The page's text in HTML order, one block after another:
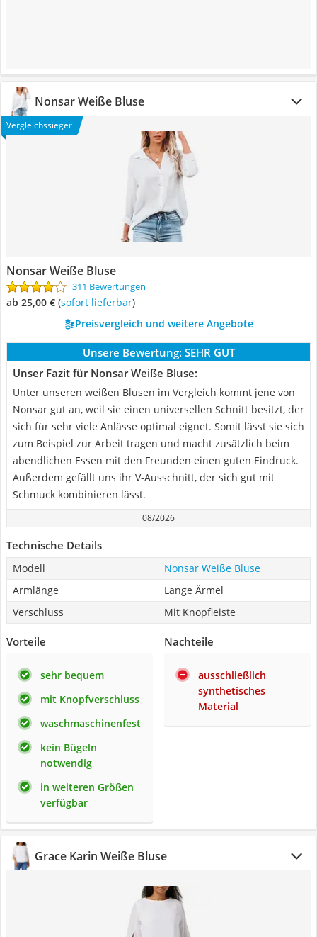
Nonsar Weiße Bluse
Vergleichssieger
Nonsar Weiße Bluse
311 Bewertungen
ab 25,00 € ( Sofort lieferbar)
Preisvergleich und weitere Angebote
Unsere Bewertung: SEHR GUT
Unser Fazit für Nonsar Weiße Bluse:
Unter unseren weißen Blusen im Vergleich kommt jene von
Nonsar gut an, weil sie einen universellen Schnitt besitzt, der
sich für sehr viele Anlässe optimal eignet. Somit lässt sie sich
zum Beispiel zur Arbeit tragen und macht zusätzlich beim
abendlichen Essen mit den Freunden einen guten Eindruck.
Außerdem gefällt uns ihr V-Ausschnitt, der sich gut mit
Schmuck kombinieren lässt.
08/2026
Technische Details
Modell
Nonsar Weiße Bluse
Armlänge
Lange Ärmel
Verschluss
Mit Knopfleiste
Vorteile
sehr bequem
mit Knopfverschluss
waschmaschinenfest
kein Bügeln
notwendig
in weiteren Größen
verfügbar
Nachteile
ausschließlich
synthetisches
Material
Grace Karin Weiße Bluse